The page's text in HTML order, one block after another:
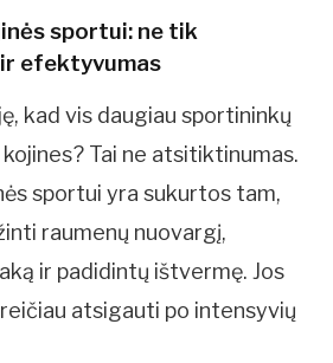
sportui: ne tik
efektyvumas
kad vis daugiau sportininkų
Tai ne atsitiktinumas.
sportui yra sukurtos tam,
raumenų nuovargį,
ir padidintų ištvermę. Jos
atsigauti po intensyvių